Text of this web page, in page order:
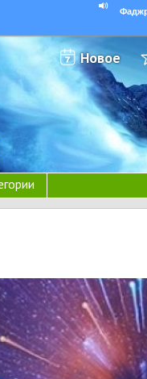
Новое